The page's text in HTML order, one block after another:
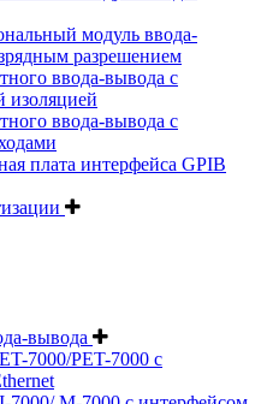
модуль ввода-
разрешением
ввода-вывода с
изоляцией
ввода-вывода с
плата интерфейса GPIB
вывода
7000/PET-7000 с